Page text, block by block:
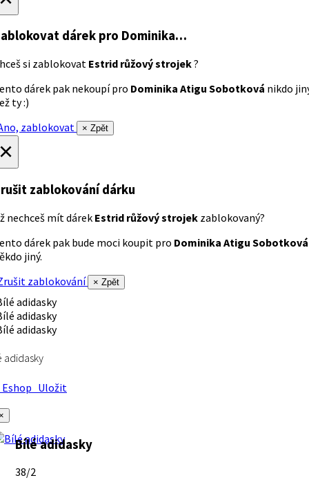
dárek pro Dominika…
si zablokovat Estrid růžový strojek?
dárek pak nekoupí pro Dominika Atigu Sobotková nikdo
ty :)
zablokovat
× Zpět
zablokování dárku
nechceš mít dárek Estrid růžový strojek zablokovaný?
dárek pak bude moci koupit pro Dominika Atigu Sobotková
jiný.
zablokování
× Zpět
adidasky
Uložit
Bílé adidasky
38/2